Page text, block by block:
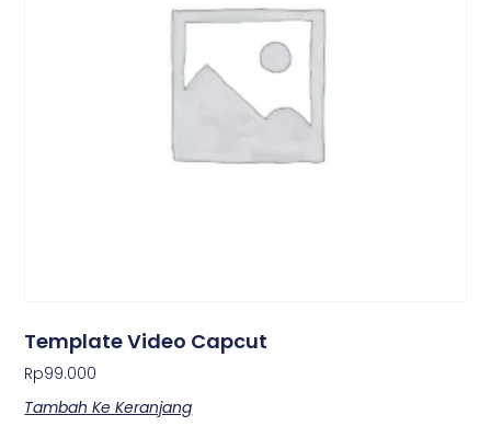
Template Video Capcut
Rp99.000
Tambah Ke Keranjang